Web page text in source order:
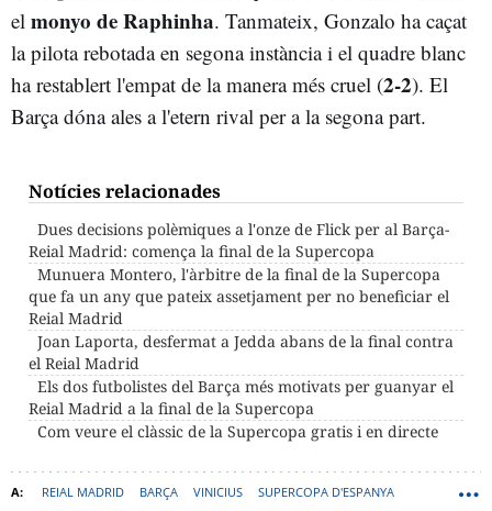
el monyo de Raphinha. Tanmateix, Gonzalo ha caçat
la pilota rebotada en segona instància i el quadre blanc
ha restablert l'empat de la manera més cruel (2-2). El
Barça dóna ales a l'etern rival per a la segona part.
Notícies relacionades
Dues decisions polèmiques a l'onze de Flick per al Barça-
Reial Madrid: comença la final de la Supercopa
Munuera Montero, l'àrbitre de la final de la Supercopa
que fa un any que pateix assetjament per no beneficiar el
Reial Madrid
Joan Laporta, desfermat a Jedda abans de la final contra
el Reial Madrid
Els dos futbolistes del Barça més motivats per guanyar el
Reial Madrid a la final de la Supercopa
Com veure el clàssic de la Supercopa gratis i en directe
REIAL MADRID BARÇA VINICIUS SUPERCOPA D'ESPANYA